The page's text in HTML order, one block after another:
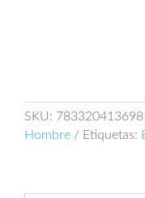
SKU: 783320413698
Hombre
Etiquetas: